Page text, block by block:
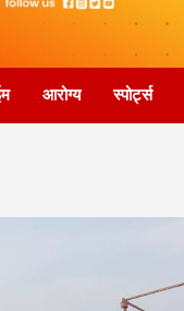
आरोग्य स्पोर्ट्स